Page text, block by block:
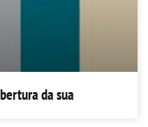
da sua